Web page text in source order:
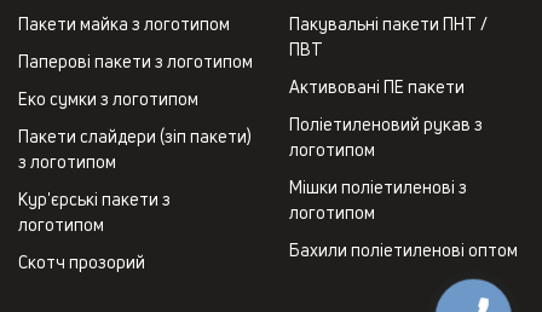
Пакети майка з логотипом
Паперові пакети з логотипом
Еко сумки з логотипом
Пакети слайдери (зіп пакети)
з логотипом
Кур'єрські пакети з
логотипом
Скотч прозорий
Пакувальні пакети ПНТ /
ПВТ
Активовані ПЕ пакети
Поліетиленовий рукав з
логотипом
Мішки поліетиленові з
логотипом
Бахили поліетиленові оптом